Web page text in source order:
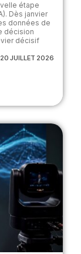
étape
Dès janvier
données de
décision
décisif
20 JUILLET 2026